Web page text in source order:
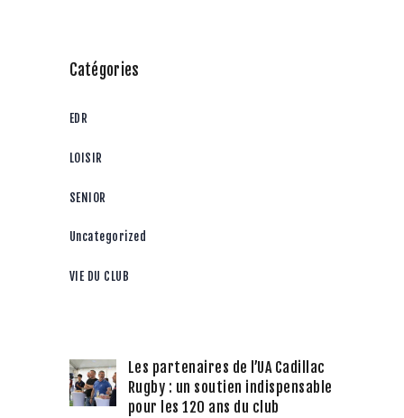
Catégories
EDR
LOISIR
SENIOR
Uncategorized
VIE DU CLUB
Les partenaires de l’UA Cadillac
Rugby : un soutien indispensable
pour les 120 ans du club